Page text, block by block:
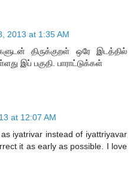
2013 at 1:35 AM
திருக்குறள் ஒரே இடத்தில்
இப் பகுதி. பாராட்டுக்கள்
at 12:07 AM
iyatrivar instead of iyattriyavar
it as early as possible. I love